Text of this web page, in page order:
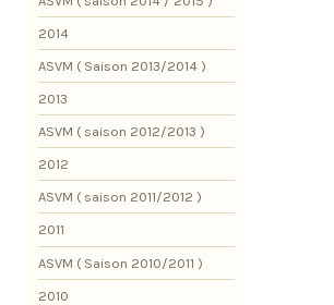
2014
ASVM ( Saison 2013/2014 )
2013
ASVM ( saison 2012/2013 )
2012
ASVM ( saison 2011/2012 )
2011
ASVM ( Saison 2010/2011 )
2010